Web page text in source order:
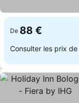
De 88 €
Consulter les prix de